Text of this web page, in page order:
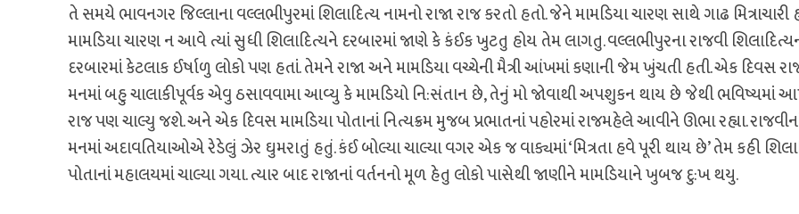
તે સમયે ભાવનગર જિલ્લાના વલ્લભીપુરમાં શિલાદિત્ય નામનો રાજા રાજ કરતો હતો. જેને મામડિયા ચારણ સાથે ગાઢ મિત્રાચારી
મામડિયા ચારણ ન આવે ત્યાં સુધી શિલાદિત્યને દરબારમાં જાણે કે કંઈક ખુટતુ હોય તેમ લાગતુ. વલ્લભીપુરના રાજવી
દરબારમાં કેટલાક ઈર્ષાળુ લોકો પણ હતાં. તેમને રાજા અને મામડિયા વચ્ચેની મૈત્રી આંખમાં કણાની જેમ ખુંચતી હતી. એક દિવસ
મનમાં બહુ ચાલાકીપૂર્વક એવુ ઠસાવવામા આવ્યુ કે મામડિયો નિ:સંતાન છે, તેનું મો જોવાથી અપશુકન થાય છે જેથી ભવિષ્યમાં
રાજ પણ ચાલ્યુ જશે. અને એક દિવસ મામડિયા પોતાનાં નિત્યક્રમ મુજબ પ્રભાતનાં પહોરમાં રાજમહેલે આવીને ઊભા રહ્યા.
મનમાં અદાવતિયાઓએ રેડેલું ઝેર ઘુમરાતું હતું. કંઈ બોલ્યા ચાલ્યા વગર એક જ વાક્યમાં ‘મિત્રતા હવે પૂરી થાય છે’ તેમ કહી
પોતાનાં મહાલયમાં ચાલ્યા ગયા. ત્યાર બાદ રાજાનાં વર્તનનો મૂળ હેતુ લોકો પાસેથી જાણીને મામડિયાને ખુબજ દુ:ખ થયુ.